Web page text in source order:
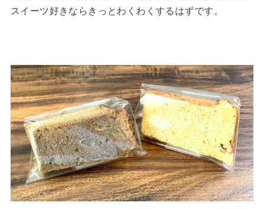
スイーツ好きならきっとわくわくするはずです。